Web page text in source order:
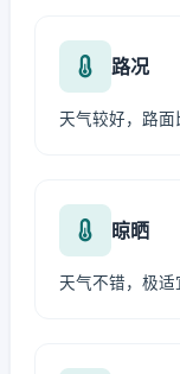
路况
天气较好，路面
晾晒
天气不错，极适